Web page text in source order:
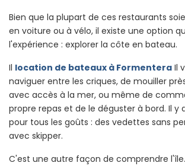
Bien que la plupart de ces restaurants
en voiture ou à vélo, il existe une option
l'expérience : explorer la côte en bateau.
Il location de bateaux à Formentera Il
naviguer entre les criques, de mouiller
avec accès à la mer, ou même de
propre repas et de le déguster à bord. Il y
pour tous les goûts : des vedettes sans
avec skipper.
C'est une autre façon de comprendre l'île.